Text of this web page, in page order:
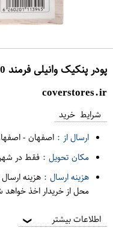
پودر پنکیک وانیلی فرمند 250 گرمی
coverstores.ir
شرایط خرید
ارسال از : اصفهان-
مکان تحویل : فقط در
هزینه ارسال : هزینه
محل از خریدار اخذ
اطلاعات بیشتر ❯